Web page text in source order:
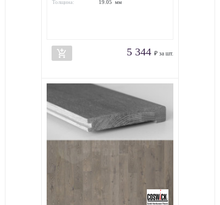
Толщина:
19.05 мм
add_shopping_cart 5 344 ₽ за шт.